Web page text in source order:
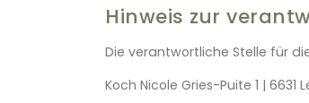
Hinweis zur
Die verantwortliche Stelle für
Koch Nicole Gries-Puite 1 |